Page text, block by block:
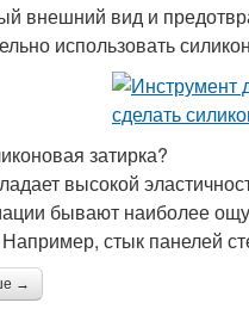
внешний вид и
использовать
затирка?
высокой
бывают наиболее
стык панелей
→